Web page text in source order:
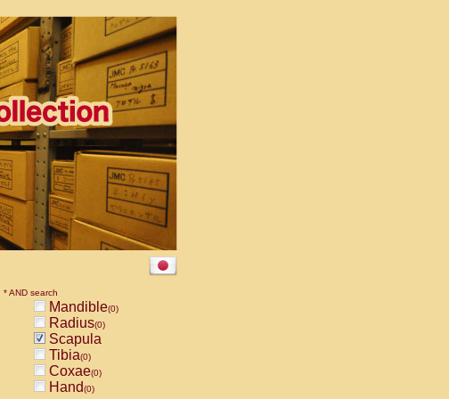
* AND search
Mandible(0)
Radius(0)
Scapula
Tibia(0)
Coxae(0)
Hand(0)